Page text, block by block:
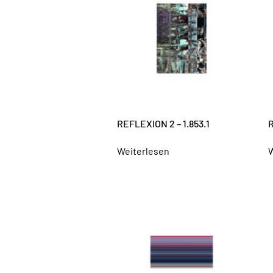
REFLEXION 2 – 1.853.1
Weiterlesen